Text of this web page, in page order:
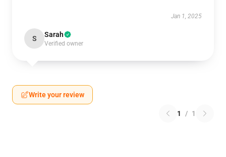
Jan 1, 2025
S Sarah
Verified owner
Write your review
1 / 1